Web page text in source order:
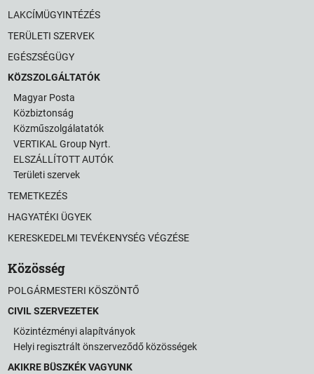
LAKCÍMÜGYINTÉZÉS
TERÜLETI SZERVEK
EGÉSZSÉGÜGY
KÖZSZOLGÁLTATÓK
Magyar Posta
Közbiztonság
Közműszolgálatatók
VERTIKAL Group Nyrt.
ELSZÁLLÍTOTT AUTÓK
Területi szervek
TEMETKEZÉS
HAGYATÉKI ÜGYEK
KERESKEDELMI TEVÉKENYSÉG VÉGZÉSE
Közösség
POLGÁRMESTERI KÖSZÖNTŐ
CIVIL SZERVEZETEK
Közintézményi alapítványok
Helyi regisztrált önszerveződő közösségek
AKIKRE BÜSZKÉK VAGYUNK